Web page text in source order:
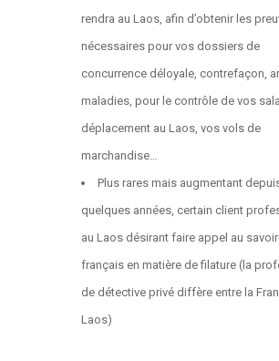
rendra au Laos, afin d’obtenir les
nécessaires pour vos dossiers de
concurrence déloyale, contrefaçon,
maladies, pour le contrôle de vos
déplacement au Laos, vos vols de
marchandise…
Plus rares mais augmentant
quelques années, certain client
au Laos désirant faire appel au
français en matière de filature (la
de détective privé diffère entre la
Laos)